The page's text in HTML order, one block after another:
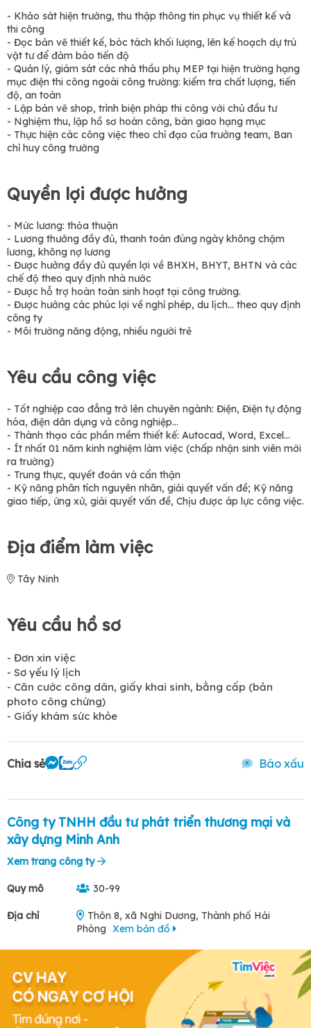
- Khảo sát hiện trường, thu thập thông tin phục vụ thiết kế và
thi công
- Đọc bản vẽ thiết kế, bóc tách khối lượng, lên kế hoạch dự trù
vật tư để đảm bảo tiến độ
- Quản lý, giám sát các nhà thầu phụ MEP tại hiện trường hạng
mục điện thi công ngoài công trường: kiểm tra chất lượng, tiến
độ, an toàn
- Lập bản vẽ shop, trình biện pháp thi công với chủ đầu tư
- Nghiệm thu, lập hồ sơ hoàn công, bàn giao hạng mục
- Thực hiện các công việc theo chỉ đạo của trưởng team, Ban
chỉ huy công trường
Quyền lợi được hưởng
- Mức lương: thỏa thuận
- Lương thưởng đầy đủ, thanh toán đúng ngày không chậm
lương, không nợ lương
- Được hưởng đầy đủ quyền lợi về BHXH, BHYT, BHTN và các
chế độ theo quy định nhà nước
- Được hỗ trợ hoàn toàn sinh hoạt tại công trường.
- Được hưởng các phúc lợi về nghỉ phép, du lịch... theo quy định
công ty
- Môi trường năng động, nhiều người trẻ
Yêu cầu công việc
- Tốt nghiệp cao đẳng trở lên chuyên ngành: Điện, Điện tự động
hóa, điện dân dụng và công nghiệp...
- Thành thạo các phần mềm thiết kế: Autocad, Word, Excel...
- Ít nhất 01 năm kinh nghiệm làm việc (chấp nhận sinh viên mới
ra trường)
- Trung thực, quyết đoán và cẩn thận
- Kỹ năng phân tích nguyên nhân, giải quyết vấn đề; Kỹ năng
giao tiếp, ứng xử, giải quyết vấn đề, Chịu được áp lực công việc.
Địa điểm làm việc
Tây Ninh
Yêu cầu hồ sơ
- Đơn xin việc
- Sơ yếu lý lịch
- Căn cước công dân, giấy khai sinh, bằng cấp (bản
photo công chứng)
- Giấy khám sức khỏe
Chia sẻ Báo xấu
Công ty TNHH đầu tư phát triển thương mại và
xây dựng Minh Anh
Xem trang công ty
Quy mô 30-99
Địa chỉ
Thôn 8, xã Nghi Dương, Thành phố Hải
Phòng Xem bản đồ